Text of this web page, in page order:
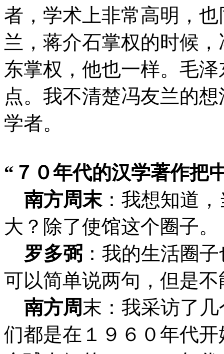
者，学术上非常高明，
兰，蒋介石掌权的时候
东掌权，他也一样。毛
点。我不清楚冯友兰的
学者。
“７０年代的汉学著作把
南方周末： 我想知道
大？除了使馆这个圈子。
罗多弼 ：我的生活圈
可以简单说两句，但是
南方周末： 我采访了
们都是在１９６０年代